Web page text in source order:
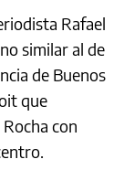
Rafael
similar al de
de Buenos
que
con